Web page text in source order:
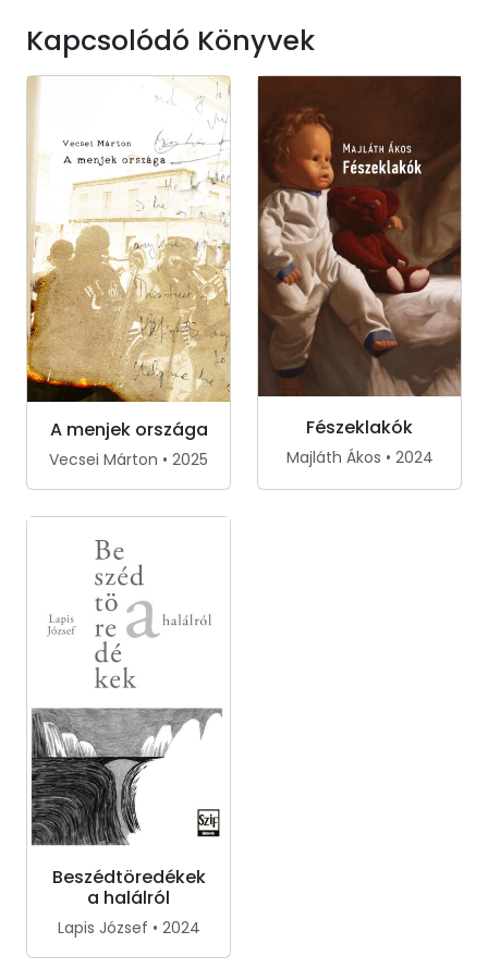
Kapcsolódó Könyvek
A menjek országa
Vecsei Márton • 2025
Fészeklakók
Majláth Ákos • 2024
Beszédtöredékek
a halálról
Lapis József • 2024